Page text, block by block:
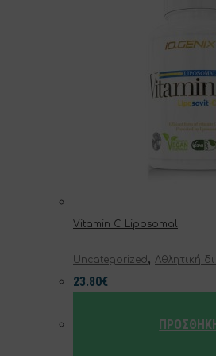
Vitamin C Liposomal
Uncategorized, Αθλητική
23.80€